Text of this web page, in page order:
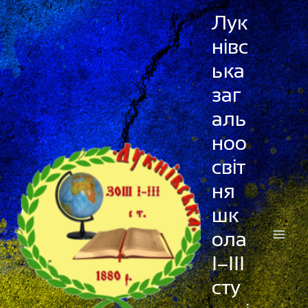
Перейти
до
вмісту
Лук
нівс
ька
заг
аль
ноо
світ
ня
шк
ола
І–ІІІ
сту